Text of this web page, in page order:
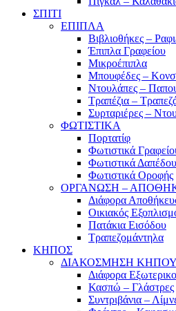
ΣΠΙΤΙ
ΕΠΙΠΛΑ
Βιβλιοθήκες –
Έπιπλα Γραφείου
Μικροέπιπλα
Μπουφέδες –
Ντουλάπες –
Τραπέζια –
Συρταριέρες –
ΦΩΤΙΣΤΙΚΑ
Πορτατίφ
Φωτιστικά
Φωτιστικά Δαπέδου
Φωτιστικά Οροφής
ΟΡΓΑΝΩΣΗ –
Διάφορα
Οικιακός
Πατάκια Εισόδου
Τραπεζομάντηλα
ΚΗΠΟΣ
ΔΙΑΚΟΣΜΗΣΗ ΚΗΠΟΥ
Διάφορα
Κασπώ – Γλάστρες
Συντριβάνια –